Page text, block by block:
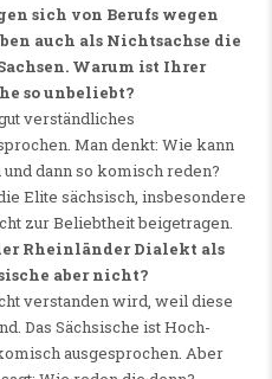
sich von Berufs wegen
auch als Nichtsachse die
Warum ist Ihrer
so unbeliebt?
verständliches
Man denkt: Wie kann
dann so komisch reden?
Elite sächsisch, insbesondere
zur Beliebtheit beigetragen.
Rheinländer Dialekt als
aber nicht?
verstanden wird, weil diese
Das Sächsische ist Hoch-
ausgesprochen. Aber